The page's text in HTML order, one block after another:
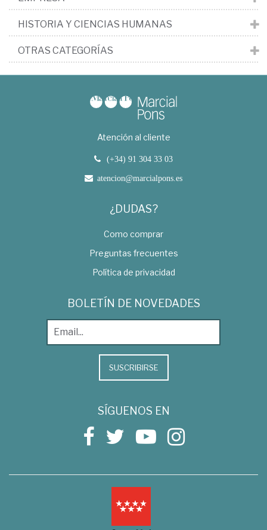
HISTORIA Y CIENCIAS HUMANAS
OTRAS CATEGORÍAS
Atención al cliente
(+34) 91 304 33 03
atencion@marcialpons.es
¿DUDAS?
Como comprar
Preguntas frecuentes
Política de privacidad
BOLETÍN DE NOVEDADES
SUSCRIBIRSE
SÍGUENOS EN